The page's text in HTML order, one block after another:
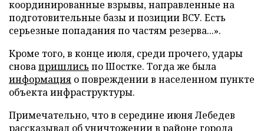
координированные взрывы, направленные на
подготовительные базы и позиции ВСУ. Есть
серьезные попадания по частям резерва...».
Кроме того, в конце июля, среди прочего, удары
сновапришлись по Шостке. Тогда же была
информация о повреждении в населенном пункте
объекта инфраструктуры.
Примечательно, что в середине июня Лебедев
рассказывал об уничтожении в районе города